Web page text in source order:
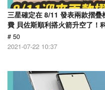
三星確定在 8/11 發表兩款摺
費 貝佐斯順利搭火箭升空了！
# 50
2021-07-22 10:37